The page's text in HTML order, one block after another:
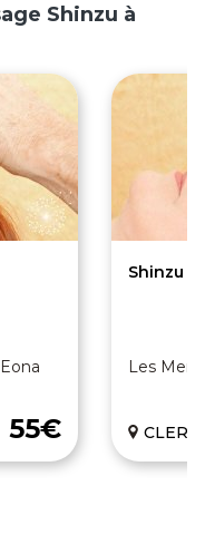
Shinzu à
55€
Shinzu
Les